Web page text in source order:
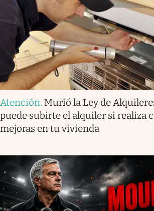
Atención. Murió la Ley de
puede subirte el alquiler si realiza
mejoras en tu vivienda